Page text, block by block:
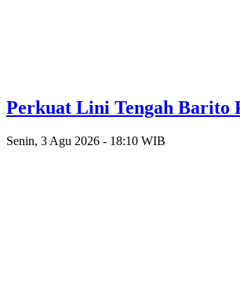
Perkuat Lini Tengah Barito
Senin, 3 Agu 2026 - 18:10 WIB